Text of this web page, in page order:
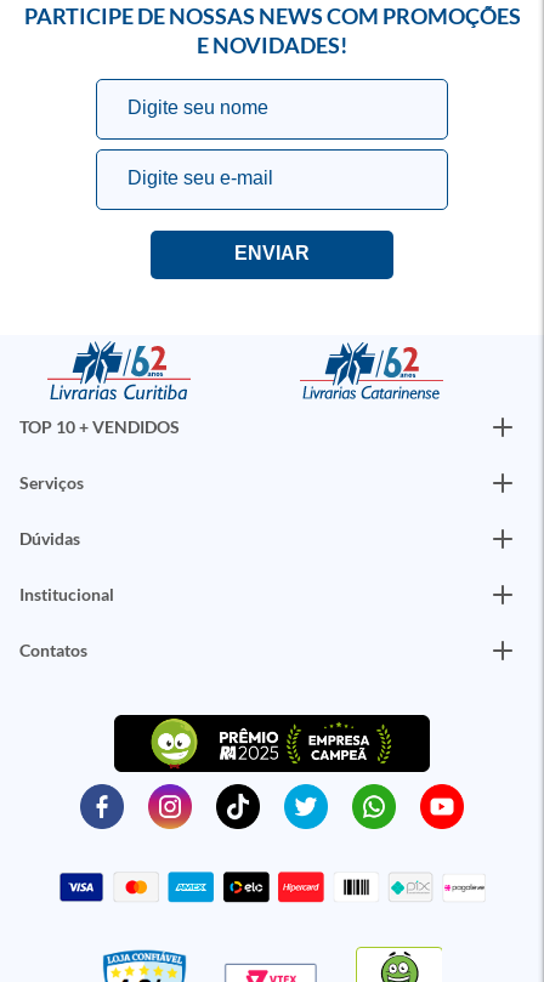
PARTICIPE DE NOSSAS NEWS COM PROMOÇÕES
E NOVIDADES!
TOP 10 + VENDIDOS
Serviços
Dúvidas
Institucional
Contatos